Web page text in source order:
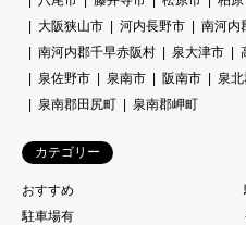
大阪狭山市
河内長野市 南河内
南河内郡千早赤阪村
泉大津市
泉佐野市
泉南市 阪南市 泉
泉南郡田尻町
泉南郡岬町
カテゴリー
おすすめ
駐車場有